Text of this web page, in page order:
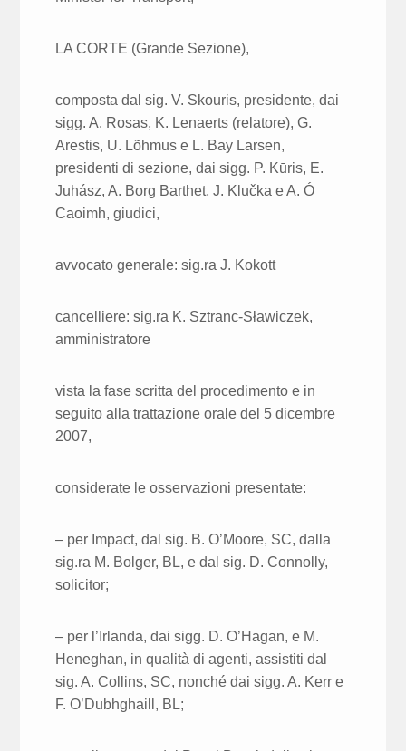
LA CORTE (Grande Sezione),
composta dal sig. V. Skouris, presidente, dai
sigg. A. Rosas, K. Lenaerts (relatore), G.
Arestis, U. Lõhmus e L. Bay Larsen,
presidenti di sezione, dai sigg. P. Kūris, E.
Juhász, A. Borg Barthet, J. Klučka e A. Ó
Caoimh, giudici,
avvocato generale: sig.ra J. Kokott
cancelliere: sig.ra K. Sztranc-Sławiczek,
amministratore
vista la fase scritta del procedimento e in
seguito alla trattazione orale del 5 dicembre
2007,
considerate le osservazioni presentate:
– per Impact, dal sig. B. O’Moore, SC, dalla
sig.ra M. Bolger, BL, e dal sig. D. Connolly,
solicitor;
– per l’Irlanda, dai sigg. D. O’Hagan, e M.
Heneghan, in qualità di agenti, assistiti dal
sig. A. Collins, SC, nonché dai sigg. A. Kerr e
F. O’Dubhghaill, BL;